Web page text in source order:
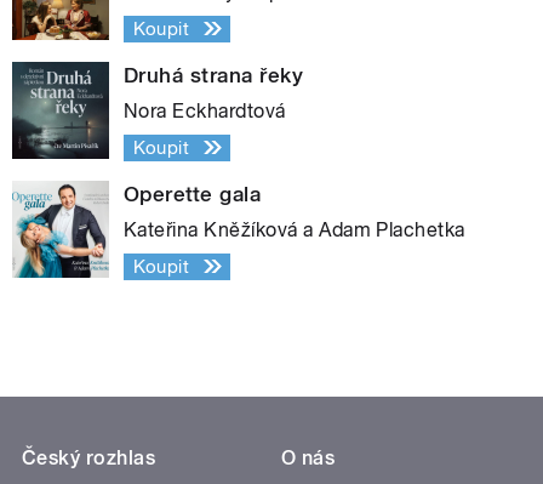
Koupit
Druhá strana řeky
Nora Eckhardtová
Koupit
Operette gala
Kateřina Kněžíková a Adam Plachetka
Koupit
Český rozhlas
O nás